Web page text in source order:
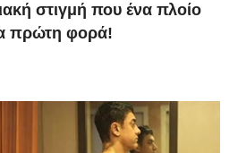
στιγμή που ένα πλοίο
πρώτη φορά!